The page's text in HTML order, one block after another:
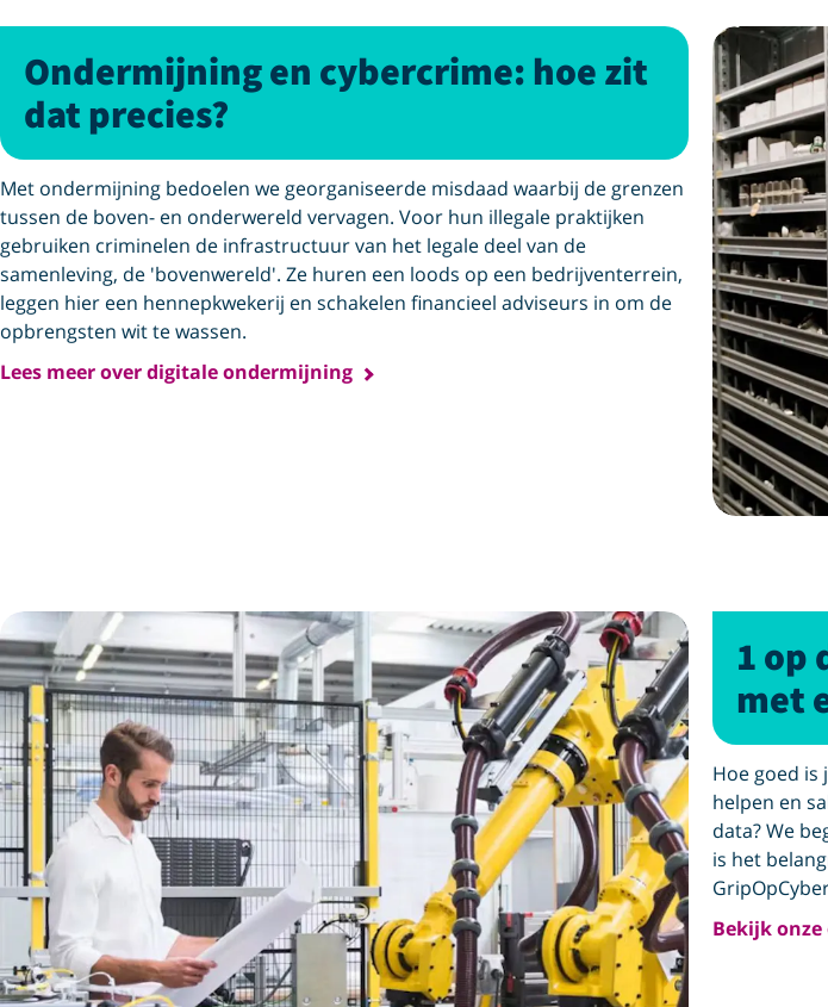
Ondermijning en cybercrime: hoe zit
dat precies?
Met ondermijning bedoelen we georganiseerde misdaad waarbij de grenzen
tussen de boven- en onderwereld vervagen. Voor hun illegale praktijken
gebruiken criminelen de infrastructuur van het legale deel van de
samenleving, de 'bovenwereld'. Ze huren een loods op een bedrijventerrein,
leggen hier een hennepkwekerij en schakelen financieel adviseurs in om de
opbrengsten wit te wassen.
Lees meer over digitale ondermijning
1 op
met
Hoe goed is
helpen en
data? We
is het
Bekijk